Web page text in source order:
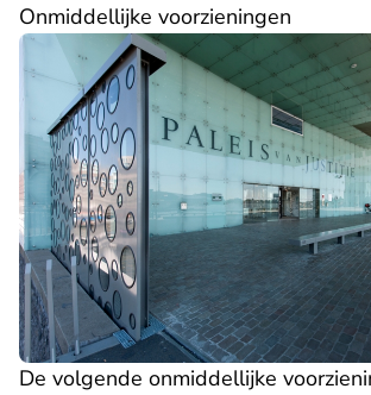
Onmiddellijke voorzieningen
De volgende onmiddellijke